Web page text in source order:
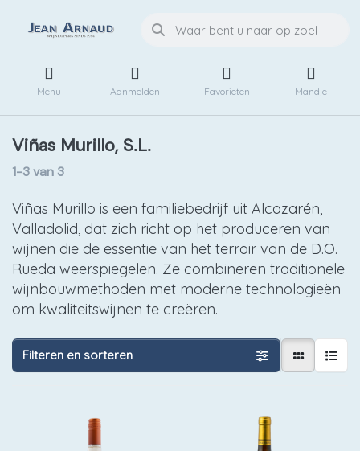
Menu Aanmelden Favorieten Mandje
Viñas Murillo, S.L.
1-3van 3
Viñas Murillo is een familiebedrijf uit Alcazarén,
Valladolid, dat zich richt op het produceren van
wijnen die de essentie van het terroir van de D.O.
Rueda weerspiegelen. Ze combineren traditionele
wijnbouwmethoden met moderne technologieën
om kwaliteitswijnen te creëren.
Filteren en sorteren